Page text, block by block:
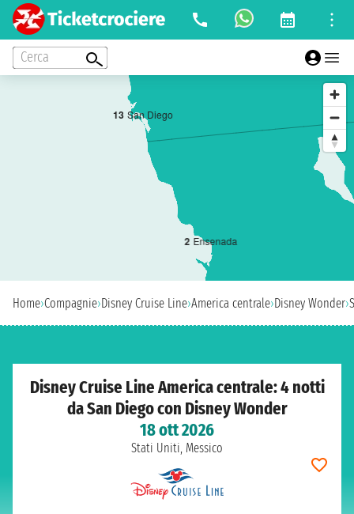
Cerca
13 San Diego
2 Ensenada
Home›Compagnie›Disney Cruise Line›America centrale›Disney Wonder›
Disney Cruise Line America centrale: 4 notti
da San Diego con Disney Wonder
18 ott 2026
Stati Uniti, Messico